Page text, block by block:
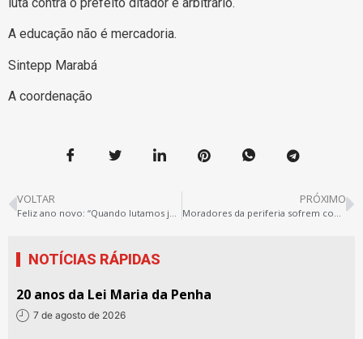
A educação não é mercadoria.
Sintepp Marabá
A coordenação
VOLTAR PRÓXIMO
NOTÍCIAS RÁPIDAS
20 anos da Lei Maria da Penha
7 de agosto de 2026